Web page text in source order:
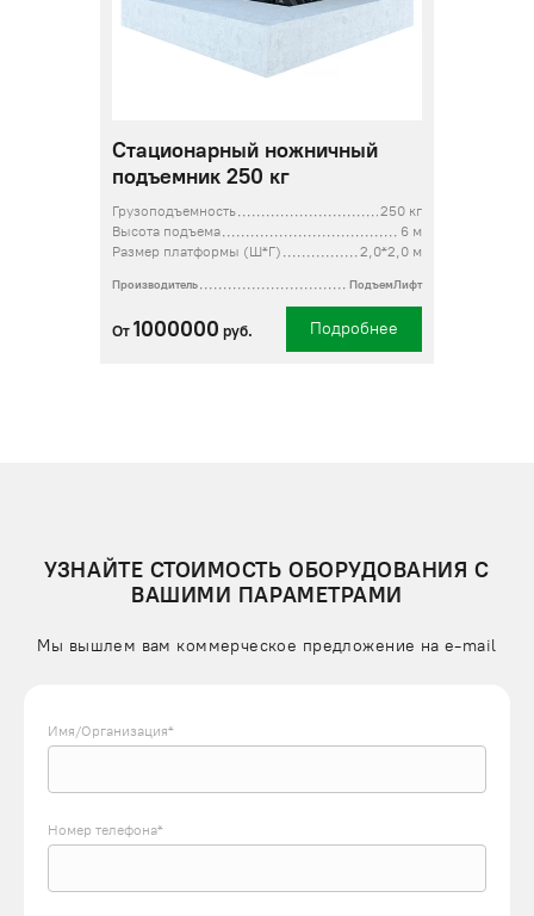
Стационарный ножничный
подъемник 250 кг
Грузоподъемность
250 кг
Высота подъема
6 м
Размер платформы (Ш*Г)
2,0*2,0 м
Производитель ПодъемЛифт
От 1000000 руб. Подробнее
УЗНАЙТЕ СТОИМОСТЬ ОБОРУДОВАНИЯ С
ВАШИМИ ПАРАМЕТРАМИ
Мы вышлем вам коммерческое предложение на e-mail
Имя/Организация*
Номер телефона*